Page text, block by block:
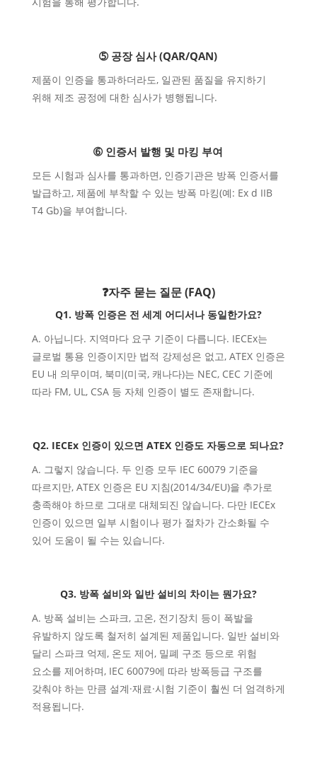
➄ 공장 심사 (QAR/QAN)
제품이 인증을 통과하더라도, 일관된 품질을 유지하기
위해 제조 공정에 대한 심사가 병행됩니다.
➅ 인증서 발행 및 마킹 부여
모든 시험과 심사를 통과하면, 인증기관은 방폭 인증서를
발급하고, 제품에 부착할 수 있는 방폭 마킹(예: Ex d IIB
T4 Gb)을 부여합니다.
❓자주 묻는 질문 (FAQ)
Q1. 방폭 인증은 전 세계 어디서나 동일한가요?
A. 아닙니다. 지역마다 요구 기준이 다릅니다. IECEx는
글로벌 통용 인증이지만 법적 강제성은 없고, ATEX 인증은
EU 내 의무이며, 북미(미국, 캐나다)는 NEC, CEC 기준에
따라 FM, UL, CSA 등 자체 인증이 별도 존재합니다.
Q2. IECEx 인증이 있으면 ATEX 인증도 자동으로 되나요?
A. 그렇지 않습니다. 두 인증 모두 IEC 60079 기준을
따르지만, ATEX 인증은 EU 지침(2014/34/EU)을 추가로
충족해야 하므로 그대로 대체되진 않습니다. 다만 IECEx
인증이 있으면 일부 시험이나 평가 절차가 간소화될 수
있어 도움이 될 수는 있습니다.
Q3. 방폭 설비와 일반 설비의 차이는 뭔가요?
A. 방폭 설비는 스파크, 고온, 전기장치 등이 폭발을
유발하지 않도록 철저히 설계된 제품입니다. 일반 설비와
달리 스파크 억제, 온도 제어, 밀폐 구조 등으로 위험
요소를 제어하며, IEC 60079에 따라 방폭등급 구조를
갖춰야 하는 만큼 설계·재료·시험 기준이 훨씬 더 엄격하게
적용됩니다.